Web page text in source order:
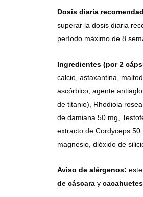
Dosis diaria
superar la dosis diaria
período máximo de 8
Ingredientes (por 2
calcio, astaxantina,
ascórbico, agente
de titanio), Rhodiola
de damiana 50 mg,
extracto de Cordyceps
magnesio, dióxido de
Aviso de alérgenos:
de cáscara y cacahuetes